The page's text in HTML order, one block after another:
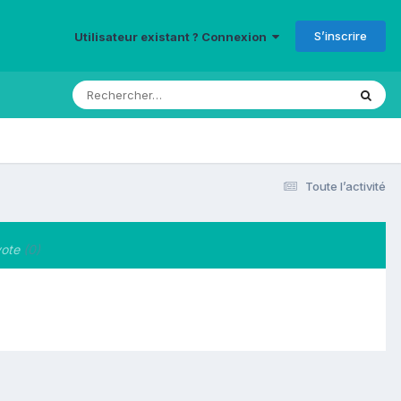
Utilisateur existant ? Connexion S’inscrire
Toute l’activité
(0)